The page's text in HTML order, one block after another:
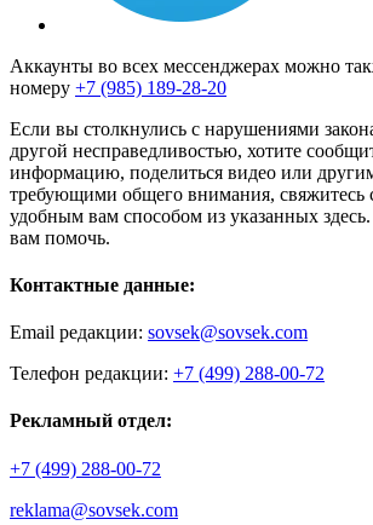
Аккаунты во всех мессенджерах можно
номеру +7 (985) 189-28-20
Если вы столкнулись с нарушениями
другой несправедливостью, хотите
информацию, поделиться видео или
требующими общего внимания,
удобным вам способом из указанных
вам помочь.
Контактные данные:
Email редакции: sovsek@sovsek.com
Телефон редакции: +7 (499) 288-00-72
Рекламный отдел:
+7 (499) 288-00-72
reklama@sovsek.com